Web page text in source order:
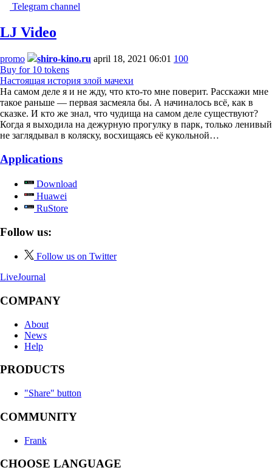
Telegram channel
LJ Video
promo shiro-kino.ru april 18, 2021 06:01 100
Buy for 10 tokens
Настоящая история злой мачехи
На самом деле я и не жду, что кто-то мне поверит. Расскажи мне
такое раньше — первая засмеяла бы. А начиналось всё, как в
сказке. И кто же знал, что чудища на самом деле существуют?
Когда я выходила на дежурную прогулку в парк, только ленивый
не заглядывал в коляску, восхищаясь её кукольной…
Applications
Download
Huawei
RuStore
Follow us:
Follow us on Twitter
LiveJournal
COMPANY
About
News
Help
PRODUCTS
"Share" button
COMMUNITY
Frank
CHOOSE LANGUAGE